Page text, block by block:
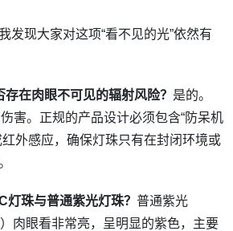
发现大家对这项“看不见的光”依然有
在肉眼不可见的辐射风险？ 是的。
害。正规的产品设计必须包含“防呆机
外感应，确保灯珠只有在封闭环境或
珠与普通紫光灯珠？ 普通紫光
肉眼看非常亮，呈明显的紫色，主要